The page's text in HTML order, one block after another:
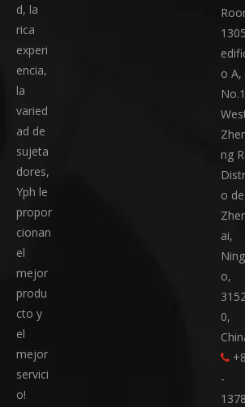
d, la
rica
experi
encia,
la
varied
ad de
sujeta
dores,
Yph le
propor
cionan
el
mejor
produ
cto y
el
mejor
servici
o!
o A,
No.1
ng
o de
ai,
o,
0,

-